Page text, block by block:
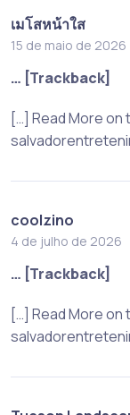
เมโสหน้าใส
15 de maio de 2026
… [Trackback]
[…] Read More on
coolzino
4 de julho de 2026
… [Trackback]
[…] Read More on